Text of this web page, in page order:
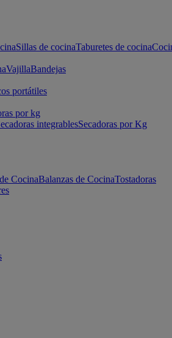
Sillas de cocinaTaburetes de cocina
VajillaBandejas
portátiles
por kg
integrablesSecadoras por Kg
CocinaBalanzas de CocinaTostadoras